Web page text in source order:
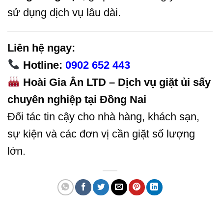
sử dụng dịch vụ lâu dài.
Liên hệ ngay:
Hotline: 0902 652 443
Hoài Gia Ân LTD – Dịch vụ giặt ủi sấy
chuyên nghiệp tại Đồng Nai
Đối tác tin cậy cho nhà hàng, khách sạn,
sự kiện và các đơn vị cần giặt số lượng
lớn.